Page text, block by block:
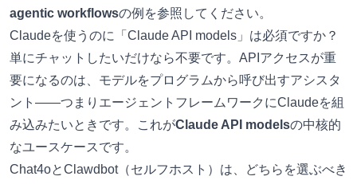
agentic workflowsの例を参照してください。
Claudeを使うのに「Claude API models」は必須ですか？
単にチャットしたいだけなら不要です。APIアクセスが重
要になるのは、モデルをプログラムから呼び出すアシスタ
ント――つまりエージェントフレームワークにClaudeを組
み込みたいときです。これがClaude API modelsの中核的
なユースケースです。
Chat4oとClawdbot（セルフホスト）は、どちらを選ぶべき